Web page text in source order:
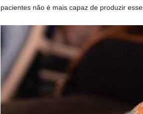
pacientes não é mais capaz de produzir